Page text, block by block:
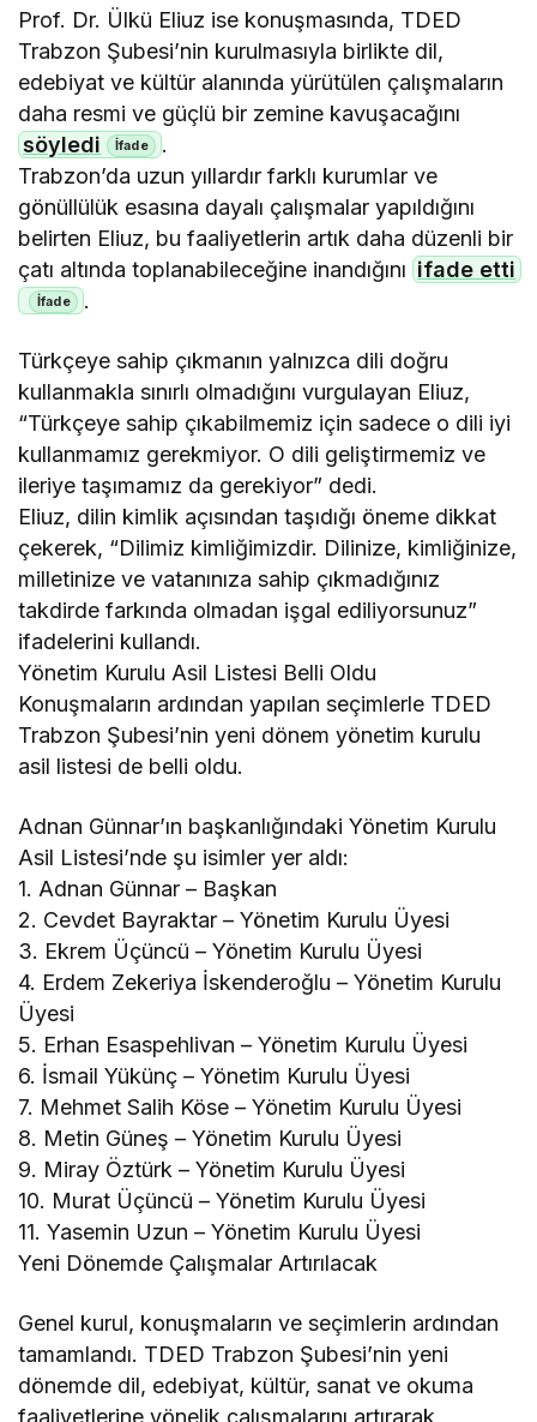
Prof. Dr. Ülkü Eliuz ise konuşmasında, TDED
Trabzon Şubesi’nin kurulmasıyla birlikte dil,
edebiyat ve kültür alanında yürütülen çalışmaların
daha resmi ve güçlü bir zemine kavuşacağını
söyledi
.
Trabzon’da uzun yıllardır farklı kurumlar ve
gönüllülük esasına dayalı çalışmalar yapıldığını
belirten Eliuz, bu faaliyetlerin artık daha düzenli bir
çatı altında toplanabileceğine inandığını ifade etti
.
Türkçeye sahip çıkmanın yalnızca dili doğru
kullanmakla sınırlı olmadığını vurgulayan Eliuz,
“Türkçeye sahip çıkabilmemiz için sadece o dili iyi
kullanmamız gerekmiyor. O dili geliştirmemiz ve
ileriye taşımamız da gerekiyor” dedi.
Eliuz, dilin kimlik açısından taşıdığı öneme dikkat
çekerek, “Dilimiz kimliğimizdir. Dilinize, kimliğinize,
milletinize ve vatanınıza sahip çıkmadığınız
takdirde farkında olmadan işgal ediliyorsunuz”
ifadelerini kullandı.
Yönetim Kurulu Asil Listesi Belli Oldu
Konuşmaların ardından yapılan seçimlerle TDED
Trabzon Şubesi’nin yeni dönem yönetim kurulu
asil listesi de belli oldu.
Adnan Günnar’ın başkanlığındaki Yönetim Kurulu
Asil Listesi’nde şu isimler yer aldı:
1. Adnan Günnar – Başkan
2. Cevdet Bayraktar – Yönetim Kurulu Üyesi
3. Ekrem Üçüncü – Yönetim Kurulu Üyesi
4. Erdem Zekeriya İskenderoğlu – Yönetim Kurulu
Üyesi
5. Erhan Esaspehlivan – Yönetim Kurulu Üyesi
6. İsmail Yükünç – Yönetim Kurulu Üyesi
7. Mehmet Salih Köse – Yönetim Kurulu Üyesi
8. Metin Güneş – Yönetim Kurulu Üyesi
9. Miray Öztürk – Yönetim Kurulu Üyesi
10. Murat Üçüncü – Yönetim Kurulu Üyesi
11. Yasemin Uzun – Yönetim Kurulu Üyesi
Yeni Dönemde Çalışmalar Artırılacak
Genel kurul, konuşmaların ve seçimlerin ardından
tamamlandı. TDED Trabzon Şubesi’nin yeni
dönemde dil, edebiyat, kültür, sanat ve okuma
faaliyetlerine yönelik çalışmalarını artırarak